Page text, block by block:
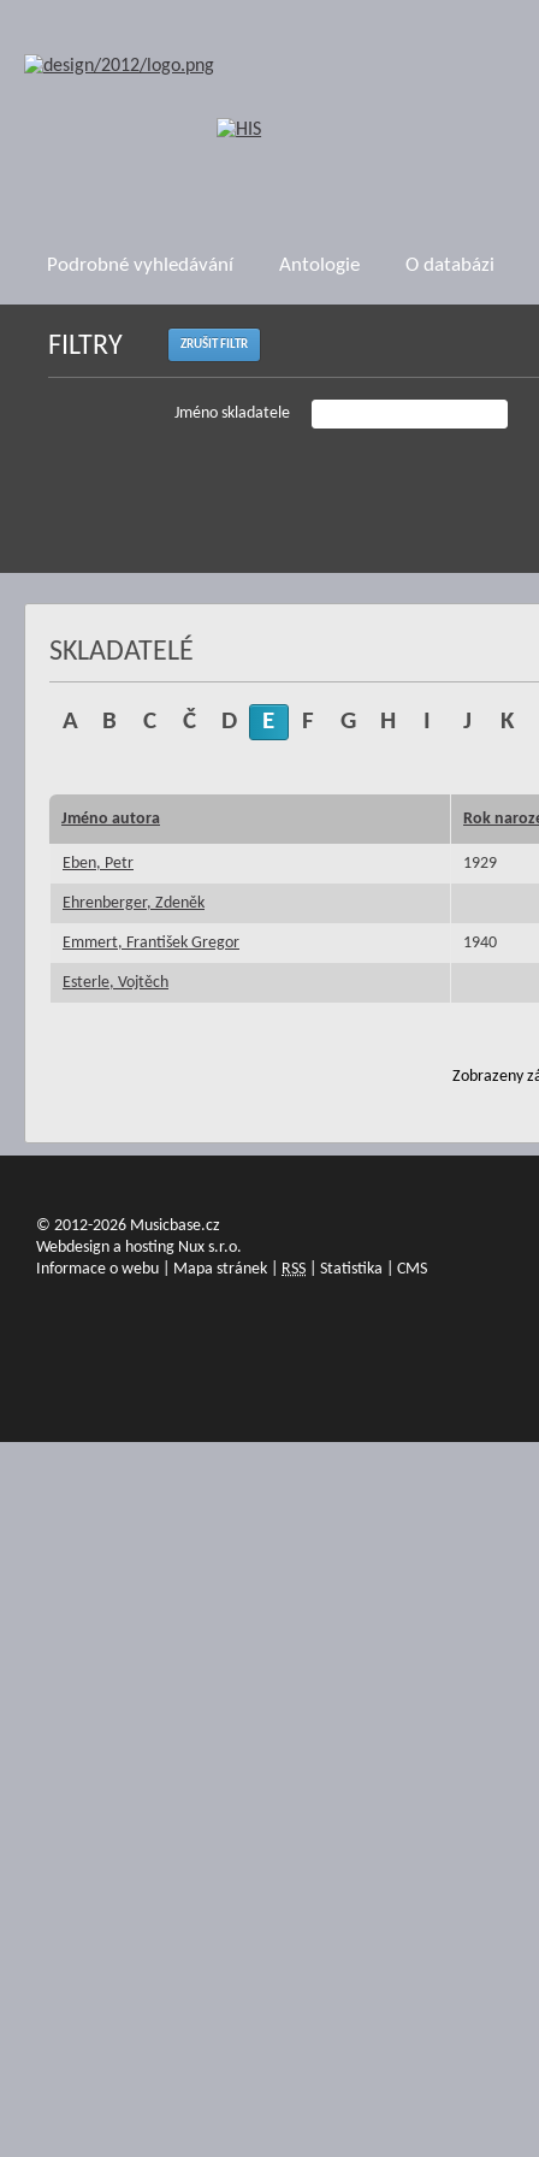
Podrobné vyhledávání Antologie O databázi
FILTRY ZRUŠIT FILTR
Jméno skladatele
SKLADATELÉ
A B C Č D E F G H J K
Jméno autora Rok
Eben, Petr 1929
Ehrenberger, Zdeněk
Emmert, František Gregor 1940
Esterle, Vojtěch
Zobrazeny
© 2012-2026 Musicbase.cz
Webdesign a hosting Nux s.r.o.
Informace o webu
Mapa stránek RSS Statistika CMS